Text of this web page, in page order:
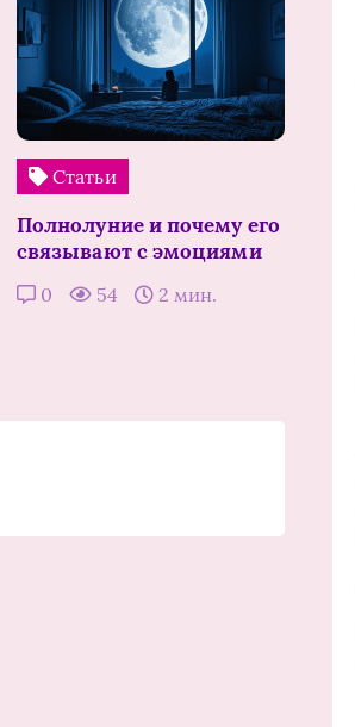
Статьи
Полнолуние и почему его
связывают с эмоциями
0 54 2 мин.